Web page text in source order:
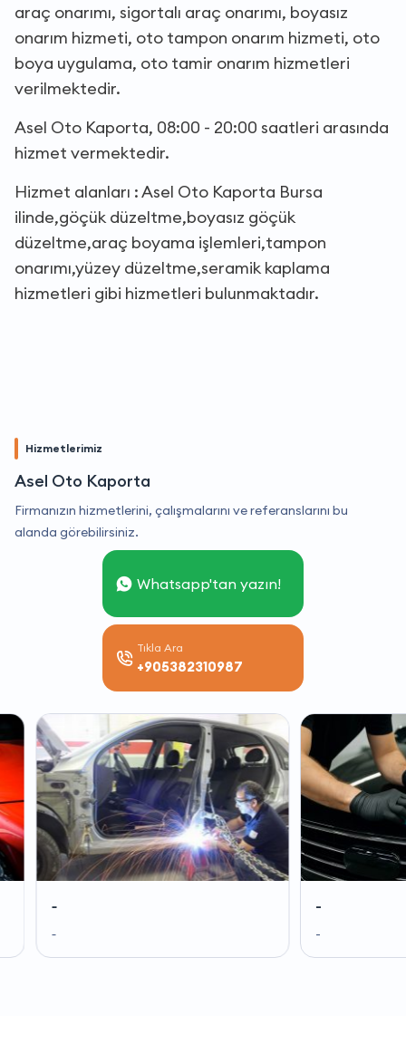
araç onarımı, sigortalı araç onarımı, boyasız
onarım hizmeti, oto tampon onarım hizmeti, oto
boya uygulama, oto tamir onarım hizmetleri
verilmektedir.
Asel Oto Kaporta, 08:00 - 20:00 saatleri arasında
hizmet vermektedir.
Hizmet alanları : Asel Oto Kaporta Bursa
ilinde,göçük düzeltme,boyasız göçük
düzeltme,araç boyama işlemleri,tampon
onarımı,yüzey düzeltme,seramik kaplama
hizmetleri gibi hizmetleri bulunmaktadır.
Hizmetlerimiz
Asel Oto Kaporta
Firmanızın hizmetlerini, çalışmalarını ve referanslarını bu
alanda görebilirsiniz.
Whatsapp'tan yazın!
Tıkla Ara
+905382310987